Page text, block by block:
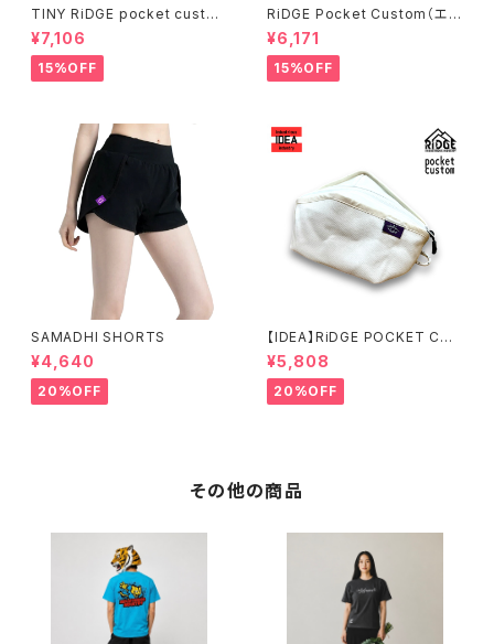
TINY RiDGE pocket custo
m（和柄文鳥）
¥7,106
15%OFF
RiDGE Pocket Custom（エメ
ラルド）
¥6,171
15%OFF
SAMADHI SHORTS
¥4,640
20%OFF
【IDEA】RiDGE POCKET CUS
TOM（ALL WHITE）
¥5,808
20%OFF
その他の商品